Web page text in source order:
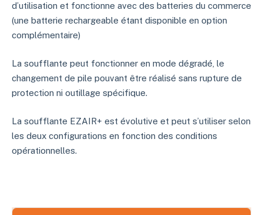
d’utilisation et fonctionne avec des batteries du commerce
(une batterie rechargeable étant disponible en option
complémentaire)
La soufflante peut fonctionner en mode dégradé, le
changement de pile pouvant être réalisé sans rupture de
protection ni outillage spécifique.
La soufflante EZAIR+ est évolutive et peut s’utiliser selon
les deux configurations en fonction des conditions
opérationnelles.